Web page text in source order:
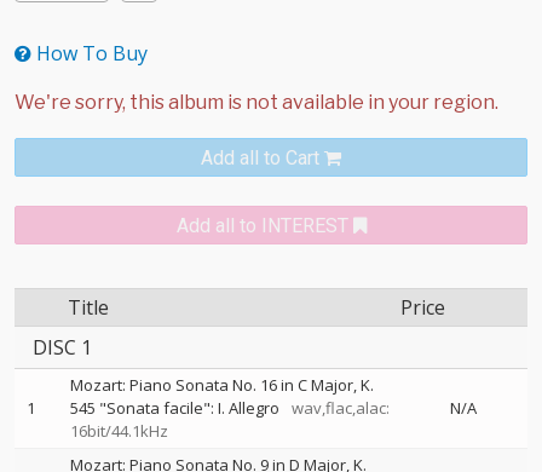
How To Buy
Add all to Cart
Add all to INTEREST
Title
Price
DISC 1
1
Mozart: Piano Sonata No. 16 in C Major, K.
545 "Sonata facile": I. Allegro
wav,flac,alac:
16bit/44.1kHz
N/A
Mozart: Piano Sonata No. 9 in D Major, K.